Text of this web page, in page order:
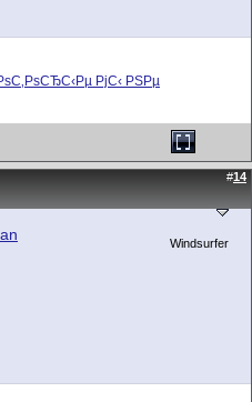
РјС‹ РЅРµ
#14
Windsurfer